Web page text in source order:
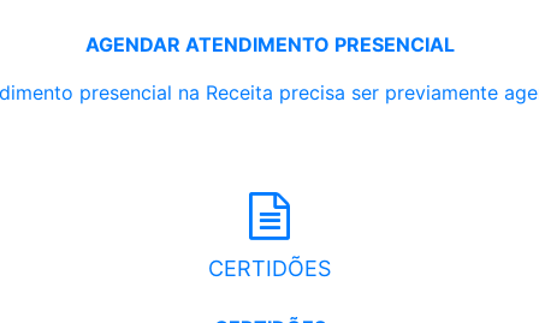
AGENDAR ATENDIMENTO PRESENCIAL
presencial na Receita precisa ser previamente
CERTIDÕES